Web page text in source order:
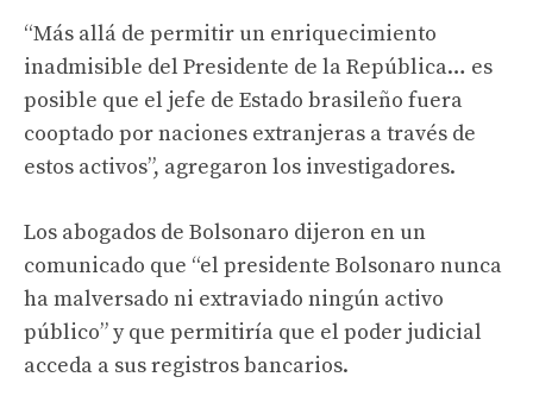
“Más allá de permitir un enriquecimiento
inadmisible del Presidente de la República… es
posible que el jefe de Estado brasileño fuera
cooptado por naciones extranjeras a través de
estos activos”, agregaron los investigadores.
Los abogados de Bolsonaro dijeron en un
comunicado que “el presidente Bolsonaro nunca
ha malversado ni extraviado ningún activo
público” y que permitiría que el poder judicial
acceda a sus registros bancarios.